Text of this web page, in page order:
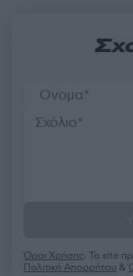
Όροι Χρήσης. Το site
Πολιτική Απορρήτου &